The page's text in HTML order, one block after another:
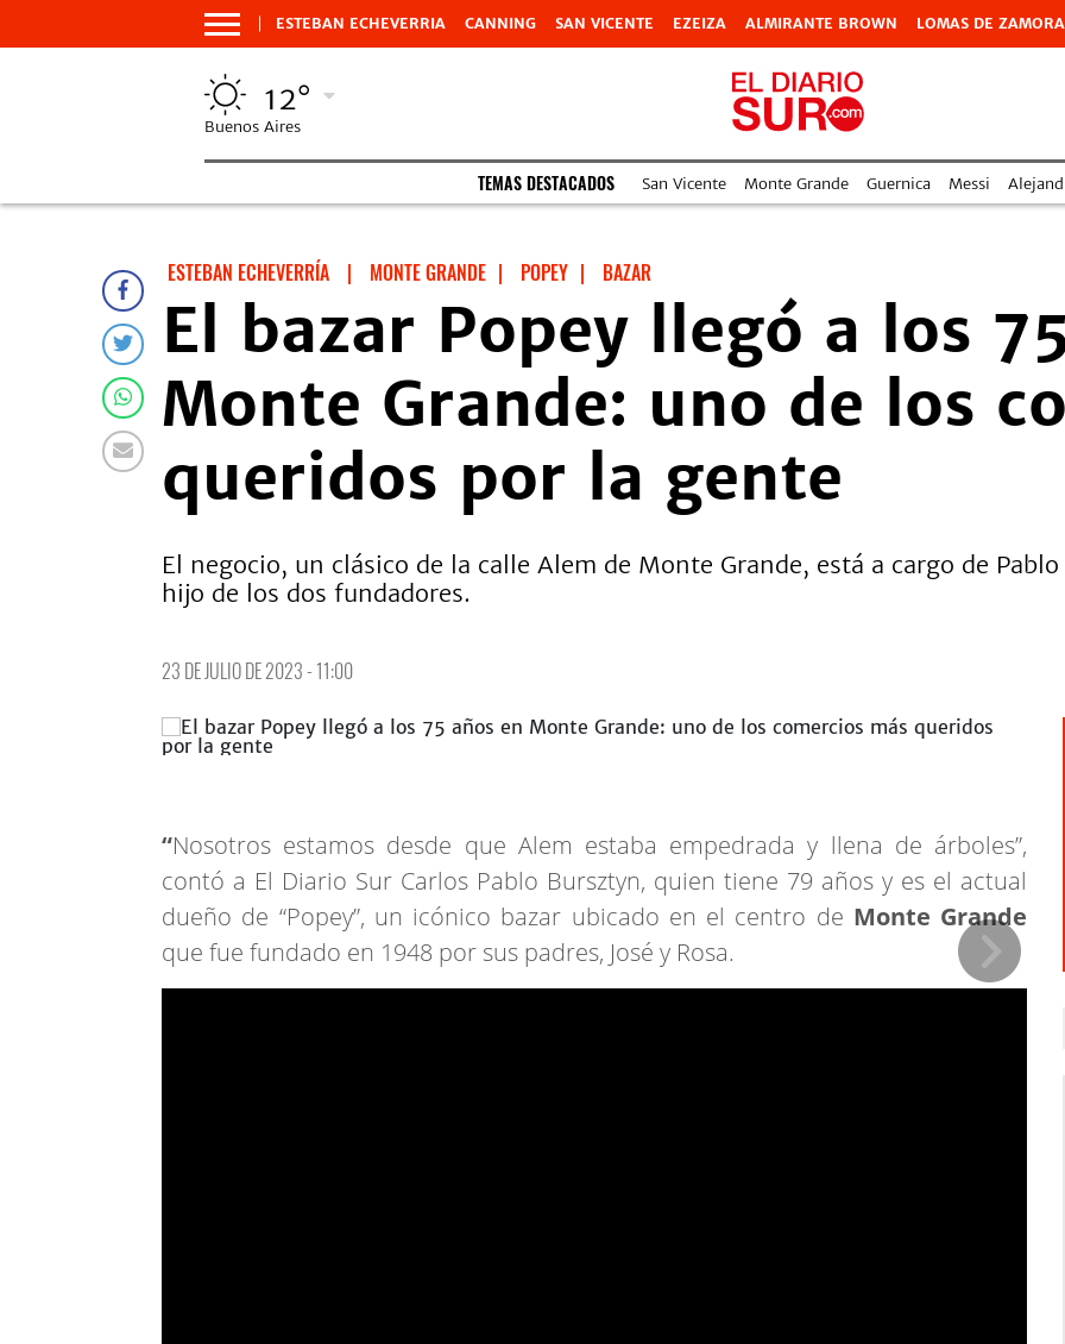
ESTEBAN ECHEVERRIA CANNING SAN VICENTE EZEIZA ALMIRANTE BROWN LOMAS DE ZAMORA
12°
Buenos Aires
TEMAS DESTACADOS San Vicente Monte Grande Guernica Messi
ESTEBAN ECHEVERRÍA | MONTE GRANDE | POPEY | BAZAR
El bazar Popey llegó a los
Monte Grande: uno de los
queridos por la gente
El negocio, un clásico de la calle Alem de Monte Grande, está a cargo de
hijo de los dos fundadores.
23 DE JULIO DE 2023 - 11:00
“Nosotros estamos desde que Alem estaba empedrada y llena de árboles”,
contó a El Diario Sur Carlos Pablo Bursztyn, quien tiene 79 años y es el actual
dueño de “Popey”, un icónico bazar ubicado en el centro de Monte Grande
que fue fundado en 1948 por sus padres, José y Rosa.